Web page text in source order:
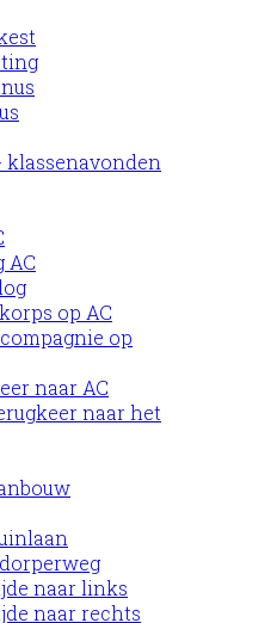
AC
op AC
op
naar AC
naar het
naar links
naar rechts